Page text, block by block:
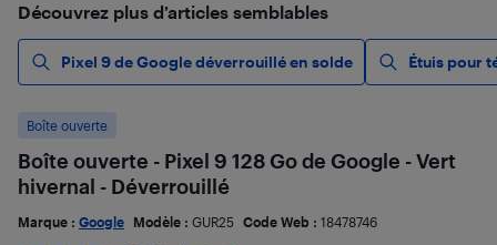
Découvrez plus d’articles semblables
Pixel 9 de Google déverrouillé en solde Étuis pour
Boîte ouverte
Boîte ouverte - Pixel 9 128 Go de Google - Vert
hivernal - Déverrouillé
Marque : Google Modèle : GUR25 Code Web : 18478746